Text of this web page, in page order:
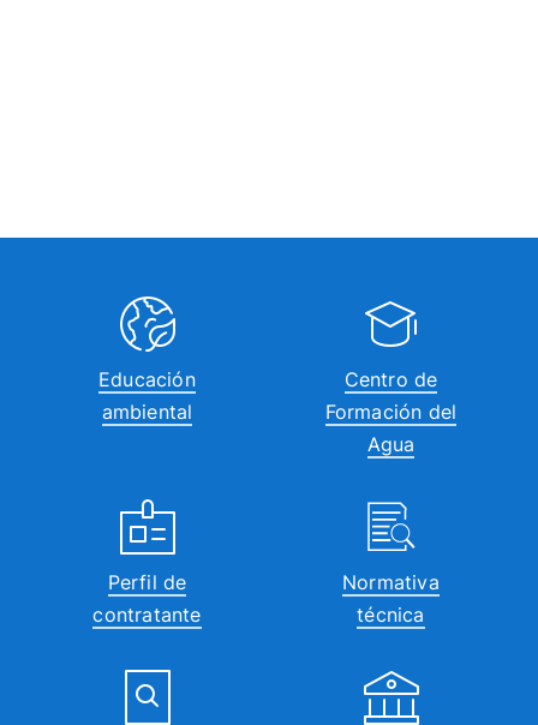
Educación
ambiental
Centro de
Formación del
Agua
Perfil de
contratante
Normativa
técnica